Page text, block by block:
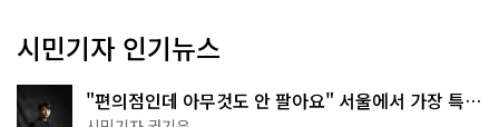
시민기자 인기뉴스
"편의점인데 아무것도 안 팔아요" 서울에서 가장 특별